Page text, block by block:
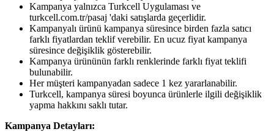
Kampanya yalnızca Turkcell Uygulaması ve
turkcell.com.tr/pasaj 'daki satışlarda geçerlidir.
Kampanyalı ürünü kampanya süresince birden fazla satıcı
farklı fiyatlardan teklif verebilir. En ucuz fiyat kampanya
süresince değişiklik gösterebilir.
Kampanya ürününün farklı renklerinde farklı fiyat teklifi
bulunabilir.
Her müşteri kampanyadan sadece 1 kez yararlanabilir.
Turkcell, kampanya süresi boyunca ürünlerle ilgili değişiklik
yapma hakkını saklı tutar.
Kampanya Detayları: